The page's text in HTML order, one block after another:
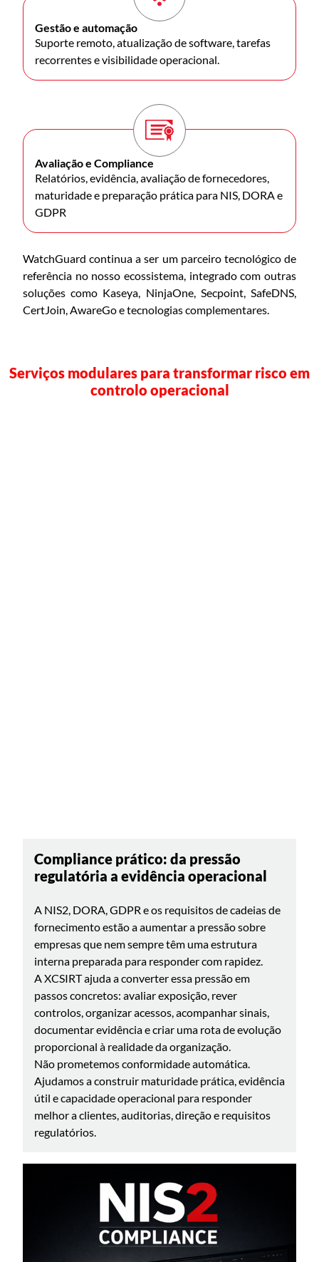
Gestão e automação
Suporte remoto, atualização de software, tarefas
recorrentes e visibilidade operacional.
Avaliação e Compliance
Relatórios, evidência, avaliação de fornecedores,
maturidade e preparação prática para NIS, DORA e
GDPR
WatchGuard continua a ser um parceiro tecnológico de
referência no nosso ecossistema, integrado com outras
soluções como Kaseya, NinjaOne, Secpoint, SafeDNS,
CertJoin, AwareGo e tecnologias complementares.
Serviços modulares para transformar risco em
controlo operacional
Compliance prático: da pressão
regulatória a evidência operacional
A NIS2, DORA, GDPR e os requisitos de cadeias de
fornecimento estão a aumentar a pressão sobre
empresas que nem sempre têm uma estrutura
interna preparada para responder com rapidez.
A XCSIRT ajuda a converter essa pressão em
passos concretos: avaliar exposição, rever
controlos, organizar acessos, acompanhar sinais,
documentar evidência e criar uma rota de evolução
proporcional à realidade da organização.
Não prometemos conformidade automática.
Ajudamos a construir maturidade prática, evidência
útil e capacidade operacional para responder
melhor a clientes, auditorias, direção e requisitos
regulatórios.